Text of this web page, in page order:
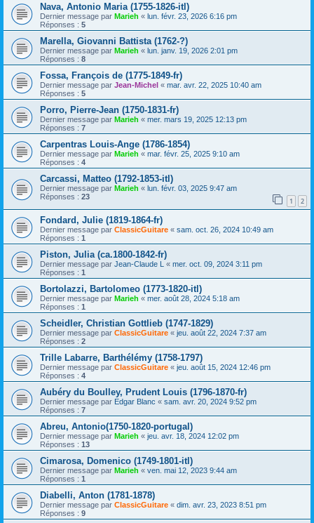
Nava, Antonio Maria (1755-1826-itl)
Dernier message par Marieh « lun. févr. 23, 2026 6:16 pm
Réponses : 5
Marella, Giovanni Battista (1762-?)
Dernier message par Marieh « lun. janv. 19, 2026 2:01 pm
Réponses : 8
Fossa, François de (1775-1849-fr)
Dernier message par Jean-Michel « mar. avr. 22, 2025 10:40 am
Réponses : 5
Porro, Pierre-Jean (1750-1831-fr)
Dernier message par Marieh « mer. mars 19, 2025 12:13 pm
Réponses : 7
Carpentras Louis-Ange (1786-1854)
Dernier message par Marieh « mar. févr. 25, 2025 9:10 am
Réponses : 4
Carcassi, Matteo (1792-1853-itl)
Dernier message par Marieh « lun. févr. 03, 2025 9:47 am
Réponses : 23 1 2
Fondard, Julie (1819-1864-fr)
Dernier message par ClassicGuitare « sam. oct. 26, 2024 10:49 am
Réponses : 1
Piston, Julia (ca.1800-1842-fr)
Dernier message par Jean-Claude L « mer. oct. 09, 2024 3:11 pm
Réponses : 1
Bortolazzi, Bartolomeo (1773-1820-itl)
Dernier message par Marieh « mer. août 28, 2024 5:18 am
Réponses : 1
Scheidler, Christian Gottlieb (1747-1829)
Dernier message par ClassicGuitare « jeu. août 22, 2024 7:37 am
Réponses : 2
Trille Labarre, Barthélémy (1758-1797)
Dernier message par ClassicGuitare « jeu. août 15, 2024 12:46 pm
Réponses : 4
Aubéry du Boulley, Prudent Louis (1796-1870-fr)
Dernier message par Edgar Blanc « sam. avr. 20, 2024 9:52 pm
Réponses : 7
Abreu, Antonio(1750-1820-portugal)
Dernier message par Marieh « jeu. avr. 18, 2024 12:02 pm
Réponses : 13
Cimarosa, Domenico (1749-1801-itl)
Dernier message par Marieh « ven. mai 12, 2023 9:44 am
Réponses : 1
Diabelli, Anton (1781-1878)
Dernier message par ClassicGuitare « dim. avr. 23, 2023 8:51 pm
Réponses : 9